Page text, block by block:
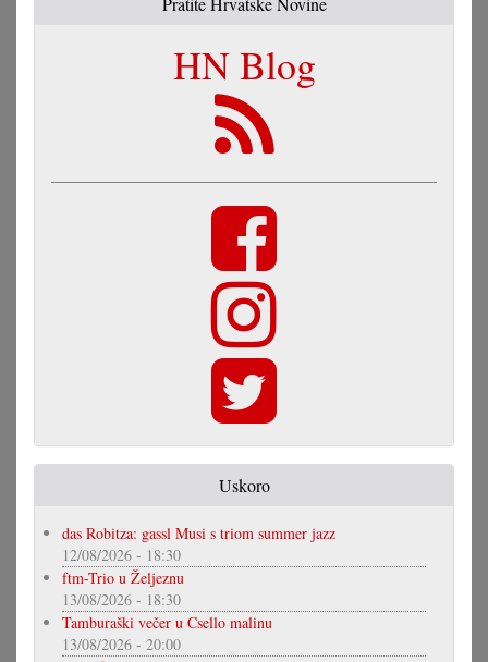
HN Blog
Uskoro
das Robitza: gassl Musi s triom summer jazz
12/08/2026 - 18:30
ftm-Trio u Željeznu
13/08/2026 - 18:30
Tamburaški večer u Csello malinu
13/08/2026 - 20:00